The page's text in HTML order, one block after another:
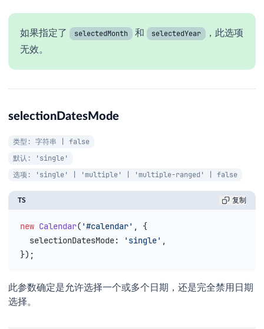
如果指定了 selectedMonth 和 selectedYear
，此选项
无效。
selectionDatesMode
类型: 字符串 | false
默认: 'single'
选项: 'single' | 'multiple' | 'multiple-ranged' | false
TS 复制
new Calendar( '#calendar' , {
  selectionDatesMode
: 'single' ,
});
此参数确定是允许选择一个或多个日期，还是完全禁用日期
选择。